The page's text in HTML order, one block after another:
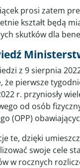
prosi zatem
kształt będą
skutków dla
z 9 sierpnia
że pierwsze
r. przyniosły
od osób
(OPP)
te, dzięki
swoje cele
w rocznych